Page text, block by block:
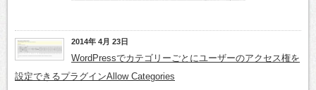
2014年 4月 23日
WordPressでカテゴリーごとにユーザーのアクセス権を
設定できるプラグインAllow Categories